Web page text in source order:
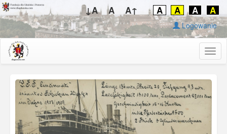
↓A A A↑ A A A A
Logowanie